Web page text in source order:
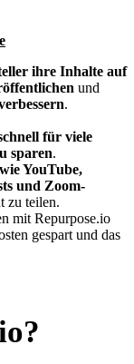
ihre Inhalte auf
und
.
für viele
sparen.
YouTube,
und Zoom-
zu teilen.
mit Repurpose.io
gespart und das